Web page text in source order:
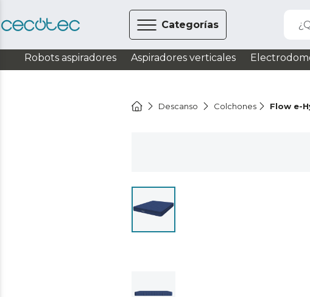
Categorías
Robots aspiradores Aspiradores verticales
Descanso Colchones Flow e-